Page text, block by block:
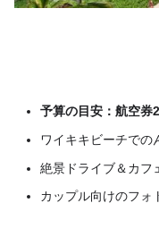
予算の目安：航空券
ワイキキビーチでの
絶景ドライブ＆カフ
カップル向けのフォ